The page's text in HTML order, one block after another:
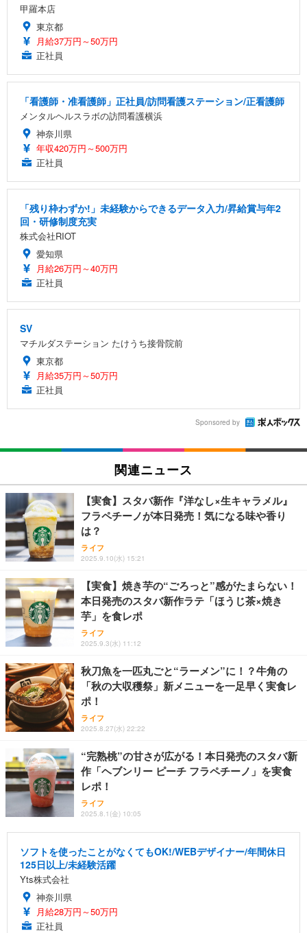
甲羅本店
東京都
月給37万円～50万円
正社員
「看護師・准看護師」正社員/訪問看護ステーション/正看護師
メンタルヘルスラボの訪問看護横浜
神奈川県
年収420万円～500万円
正社員
「残り枠わずか!」未経験からできるデータ入力/昇給賞与年2
回・研修制度充実
株式会社RIOT
愛知県
月給26万円～40万円
正社員
SV
マチルダステーション たけうち接骨院前
東京都
月給35万円～50万円
正社員
Sponsored by
関連ニュース
【実食】スタバ新作『洋なし×生キャラメル』
フラペチーノが本日発売！気になる味や香り
は？
ライフ
2025.9.10(水) 15:21
【実食】焼き芋の“ごろっと”感がたまらない！
本日発売のスタバ新作ラテ「ほうじ茶×焼き
芋」を食レポ
ライフ
2025.9.3(水) 11:12
秋刀魚を一匹丸ごと“ラーメン”に！？牛角の
「秋の大収穫祭」新メニューを一足早く実食レ
ポ！
ライフ
2025.8.27(水) 22:22
“完熟桃”の甘さが広がる！本日発売のスタバ新
作「ヘブンリー ピーチ フラペチーノ」を実食
レポ！
ライフ
2025.8.1(金) 10:05
ソフトを使ったことがなくてもOK!/WEBデザイナー/年間休日
125日以上/未経験活躍
Yts株式会社
神奈川県
月給28万円～50万円
正社員